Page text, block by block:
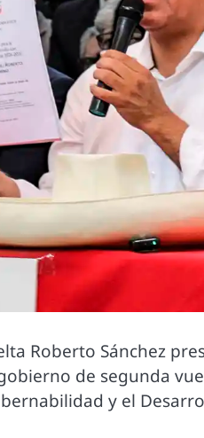
Roberto Sánchez
de segunda
y el